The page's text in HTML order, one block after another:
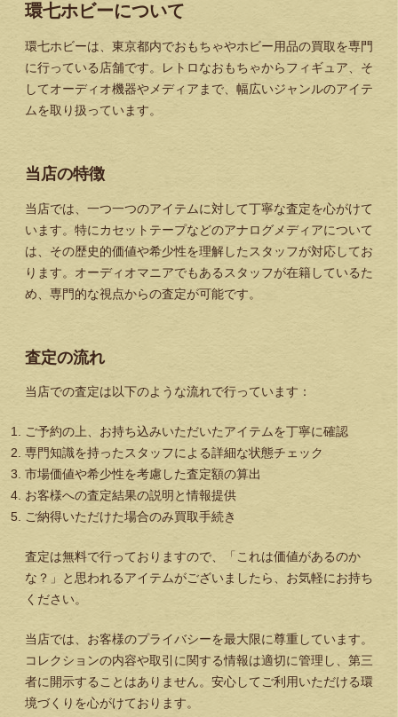
環七ホビーについて
環七ホビーは、東京都内でおもちゃやホビー用品の買取を専門
に行っている店舗です。レトロなおもちゃからフィギュア、そ
してオーディオ機器やメディアまで、幅広いジャンルのアイテ
ムを取り扱っています。
当店の特徴
当店では、一つ一つのアイテムに対して丁寧な査定を心がけて
います。特にカセットテープなどのアナログメディアについて
は、その歴史的価値や希少性を理解したスタッフが対応してお
ります。オーディオマニアでもあるスタッフが在籍しているた
め、専門的な視点からの査定が可能です。
査定の流れ
当店での査定は以下のような流れで行っています：
ご予約の上、お持ち込みいただいたアイテムを丁寧に確認
専門知識を持ったスタッフによる詳細な状態チェック
市場価値や希少性を考慮した査定額の算出
お客様への査定結果の説明と情報提供
ご納得いただけた場合のみ買取手続き
査定は無料で行っておりますので、「これは価値があるのか
な？」と思われるアイテムがございましたら、お気軽にお持ち
ください。
当店では、お客様のプライバシーを最大限に尊重しています。
コレクションの内容や取引に関する情報は適切に管理し、第三
者に開示することはありません。安心してご利用いただける環
境づくりを心がけております。